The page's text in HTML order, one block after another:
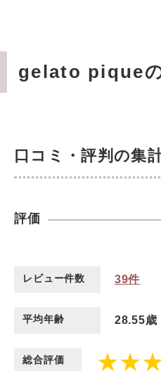
gelato pique
口コミ・評判の集
評価
レビュー件数 39件
平均年齢 28.55歳
総合評価